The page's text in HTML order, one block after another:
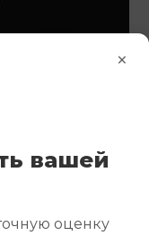
×
вашей
оценку